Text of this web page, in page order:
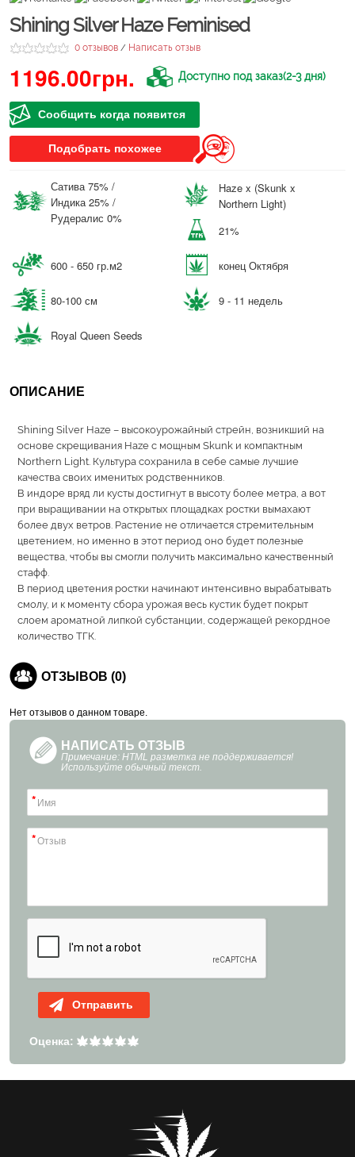
Shining Silver Haze Feminised
0 отзывов / Написать отзыв
1196.00грн. Доступно под заказ(2-3 дня)
Сообщить когда появится
Подобрать похожее
Сатива 75% /
Индика 25% /
Рудералис 0%
Haze x (Skunk x
Northern Light)
21%
600 - 650 гр.м2 конец Октября
80-100 см 9 - 11 недель
Royal Queen Seeds
ОПИСАНИЕ
Shining Silver Haze – высокоурожайный стрейн, возникший на
основе скрещивания Haze с мощным Skunk и компактным
Northern Light. Культура сохранила в себе самые лучшие
качества своих именитых родственников.
В индоре вряд ли кусты достигнут в высоту более метра, а вот
при выращивании на открытых площадках ростки вымахают
более двух ветров. Растение не отличается стремительным
цветением, но именно в этот период оно будет полезные
вещества, чтобы вы смогли получить максимально качественный
стафф.
В период цветения ростки начинают интенсивно вырабатывать
смолу, и к моменту сбора урожая весь кустик будет покрыт
слоем ароматной липкой субстанции, содержащей рекордное
количество ТГК.
ОТЗЫВОВ (0)
Нет отзывов о данном товаре.
НАПИСАТЬ ОТЗЫВ
Примечание: HTML разметка не поддерживается!
Используйте обычный текст.
Отправить
Оценка: